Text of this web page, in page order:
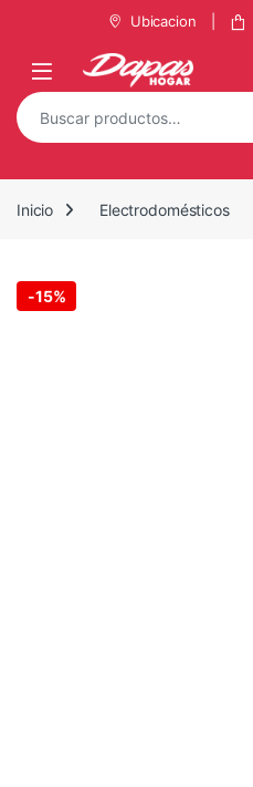
Saltar a la navegación
Saltar al contenido Ubicacion
Buscar por:
Inicio Electrodomésticos
-15%